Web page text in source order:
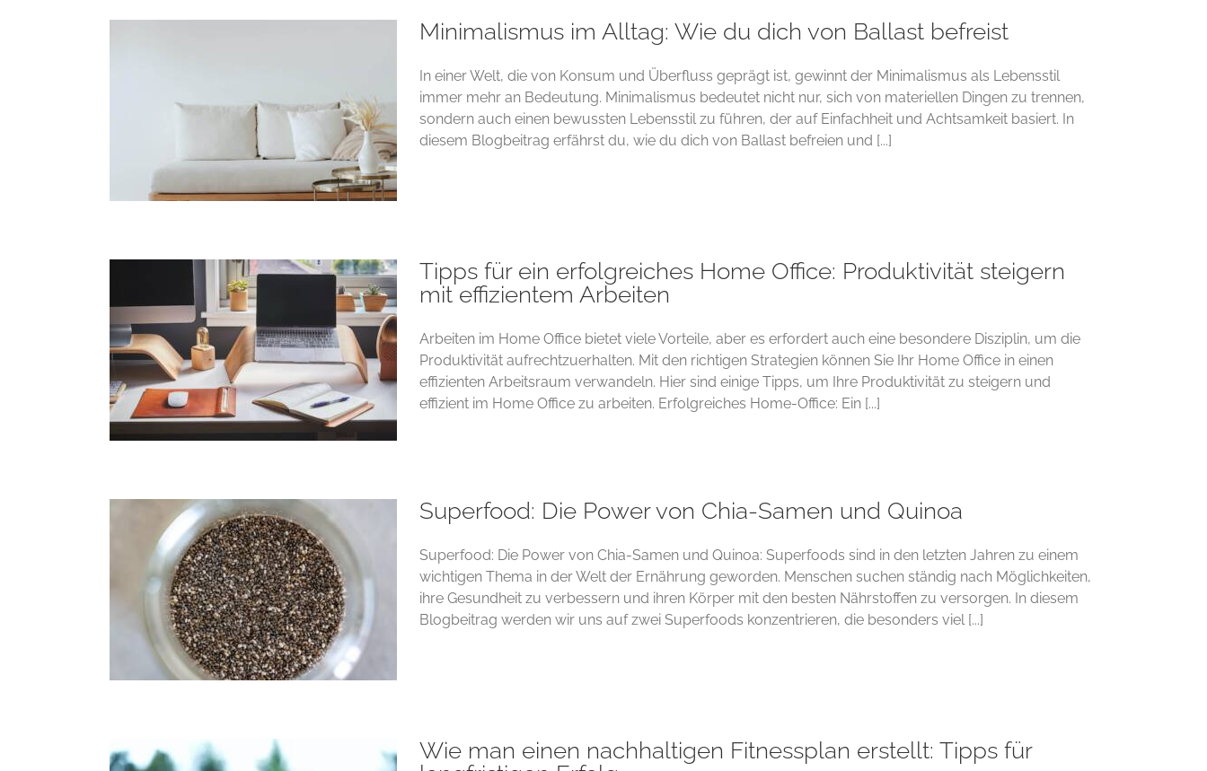
Minimalismus im Alltag: Wie du dich von Ballast befreist
In einer Welt, die von Konsum und Überfluss geprägt ist, gewinnt der Minimalismus als Lebensstil
immer mehr an Bedeutung. Minimalismus bedeutet nicht nur, sich von materiellen Dingen zu trennen,
sondern auch einen bewussten Lebensstil zu führen, der auf Einfachheit und Achtsamkeit basiert. In
diesem Blogbeitrag erfährst du, wie du dich von Ballast befreien und [...]
Tipps für ein erfolgreiches Home Office: Produktivität steigern
mit effizientem Arbeiten
Arbeiten im Home Office bietet viele Vorteile, aber es erfordert auch eine besondere Disziplin, um die
Produktivität aufrechtzuerhalten. Mit den richtigen Strategien können Sie Ihr Home Office in einen
effizienten Arbeitsraum verwandeln. Hier sind einige Tipps, um Ihre Produktivität zu steigern und
effizient im Home Office zu arbeiten. Erfolgreiches Home-Office: Ein [...]
Superfood: Die Power von Chia-Samen und Quinoa
Superfood: Die Power von Chia-Samen und Quinoa: Superfoods sind in den letzten Jahren zu einem
wichtigen Thema in der Welt der Ernährung geworden. Menschen suchen ständig nach Möglichkeiten,
ihre Gesundheit zu verbessern und ihren Körper mit den besten Nährstoffen zu versorgen. In diesem
Blogbeitrag werden wir uns auf zwei Superfoods konzentrieren, die besonders viel [...]
Wie man einen nachhaltigen Fitnessplan erstellt: Tipps für